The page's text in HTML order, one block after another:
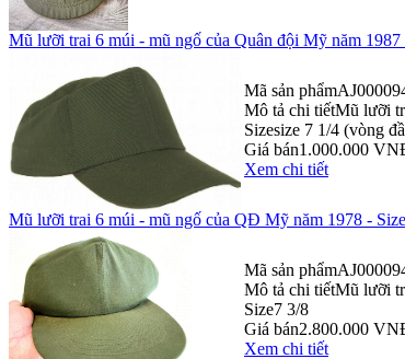
Mũ lưỡi trai 6 múi - mũ ngố của Quân đội Mỹ năm 1987
Mã sản phẩm
Mô tả chi tiếtMũ lưỡi
Sizesize 7 1/4 (vòng
Giá bán1.000.000
Xem chi tiết
Mũ lưỡi trai 6 múi - mũ ngố của QĐ Mỹ năm 1978 -
Mã sản phẩm
Mô tả chi tiếtMũ lưỡi
Size7 3/8
Giá bán2.800.000
Xem chi tiết